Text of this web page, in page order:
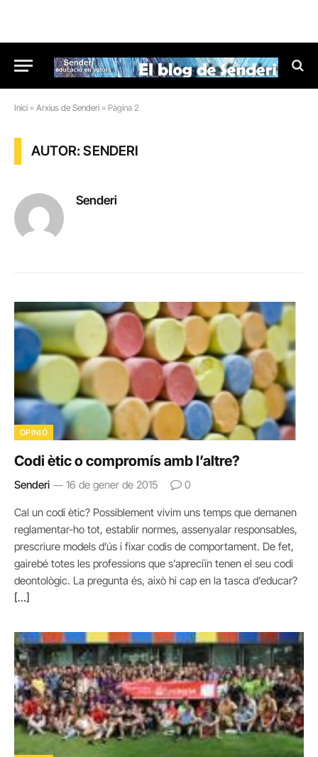
Inici » Arxius de Senderi » Pàgina 2
AUTOR: SENDERI
Senderi
OPINIÓ
Codi ètic o compromís amb l’altre?
Senderi 16 de gener de 2015 0
Cal un codi ètic? Possiblement vivim uns temps que demanen
reglamentar-ho tot, establir normes, assenyalar responsables,
prescriure models d’ús i fixar codis de comportament. De fet,
gairebé totes les professions que s’apreciïn tenen el seu codi
deontològic. La pregunta és, això hi cap en la tasca d’educar?
[…]